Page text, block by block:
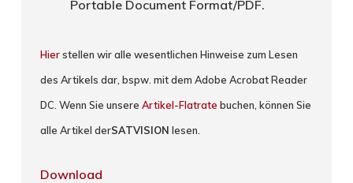
Portable Document Format/PDF.
Hierstellen wir alle wesentlichen Hinweise zum Lesen
des Artikels dar, bspw. mit dem Adobe Acrobat Reader
DC. Wenn Sie unsereArtikel-Flatrate buchen, können Sie
alle Artikel derSATVISION lesen.
Download